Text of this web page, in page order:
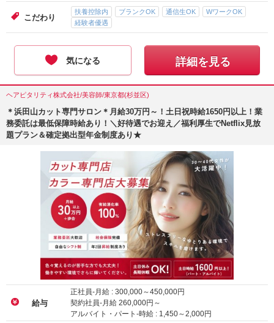
こだわり
扶養控除内 ブランクOK 通信生OK
WワークOK
経験者優遇
気になる 詳細を見る
ヘアピタリティ株式会社/美容師/東京都(杉並区)
＊浜田山カット専門サロン＊月給30万円～！土日祝時給1650円以上！業
務委託は最低保障時給あり！＼好待遇でお迎え／福利厚生でNetflix見放
題プラン＆確定拠出型年金制度あり★
給与
正社員-月給 : 300,000～450,000円
契約社員-月給 260,000円～
アルバイト・パート-時給 : 1,450～2,000円